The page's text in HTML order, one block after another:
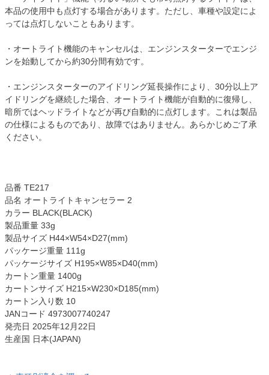
本品の使用中も点灯する場合があります。ただし、車種や設定によ
っては点灯しないこともあります。
・オートライト機能のキャンセルは、エンジンスターターでエンジ
ンを始動してから約30分間有効です。
・エンジンスターターのアイドリング延長操作により、30分以上ア
イドリングを継続した場合、オートライト機能が自動的に復帰し、
暗所ではヘッドライトなどが再び自動的に点灯します。これは製品
の仕様によるものであり、故障ではありません。あらかじめご了承
ください。
品番 TE217
品名 オートライトキャンセラー 2
カラー BLACK(BLACK)
製品重量 33g
製品サイズ H44×W54×D27(mm)
パッケージ重量 111g
パッケージサイズ H195×W85×D40(mm)
カートン重量 1400g
カートンサイズ H215×W230×D185(mm)
カートン入り数 10
JANコード 4973007740247
発売日 2025年12月22日
生産国 日本(JAPAN)